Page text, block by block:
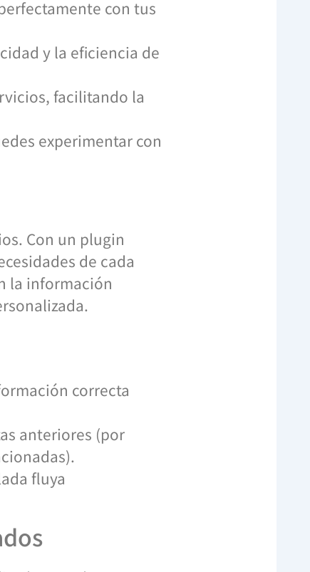
con tus
y la eficiencia de
facilitando la
experimentar con
Con un plugin
de cada
la información
correcta
anteriores (por
fluya